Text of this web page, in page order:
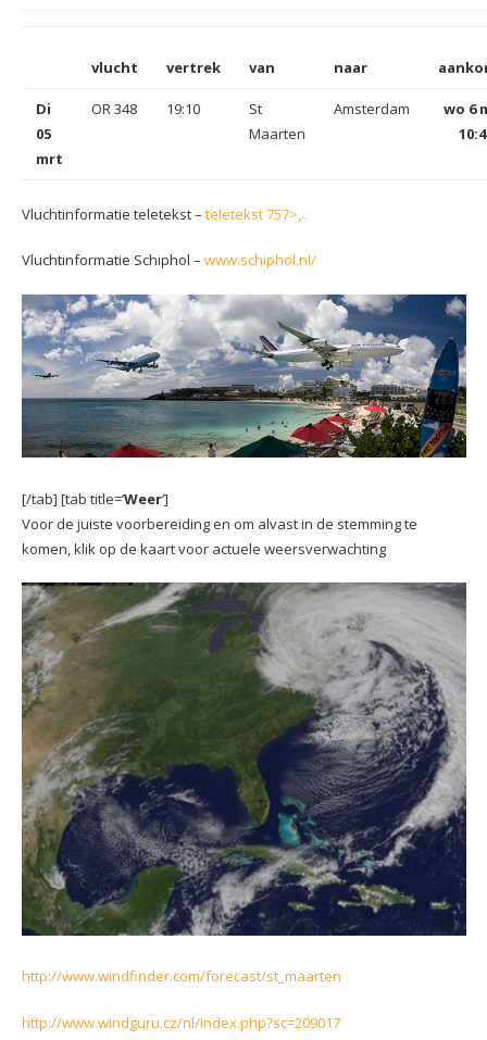
vlucht vertrek van naar
Di
05
mrt
OR 348 19:10
St
Maarten
Amsterdam
wo 6
Vluchtinformatie teletekst – teletekst 757>,..
Vluchtinformatie Schiphol – www.schiphol.nl/
[/tab] [tab title=’Weer‘]
Voor de juiste voorbereiding en om alvast in de stemming te
komen, klik op de kaart voor actuele weersverwachting
http://www.windfinder.com/forecast/st_maarten
http://www.windguru.cz/nl/index.php?sc=209017